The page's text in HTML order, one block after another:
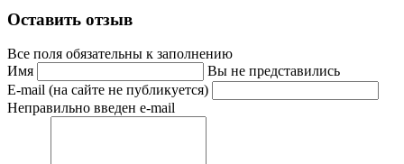
Оставить отзыв
Все поля обязательны к заполнению
Имя
Вы не представились
E-mail (на сайте не публикуется)
Неправильно введен e-mail